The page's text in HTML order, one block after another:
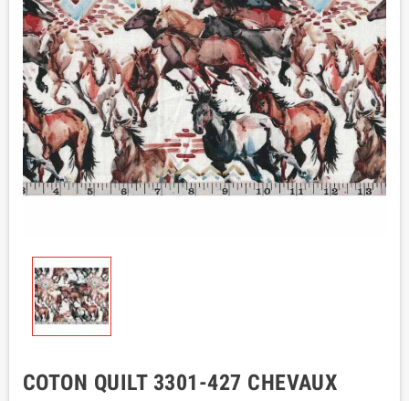
COTON QUILT 3301-427 CHEVAUX